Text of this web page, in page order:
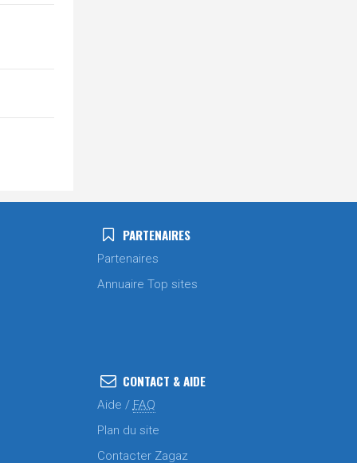
PARTENAIRES
Partenaires
Annuaire Top sites
CONTACT & AIDE
Aide / FAQ
Plan du site
Contacter Zagaz